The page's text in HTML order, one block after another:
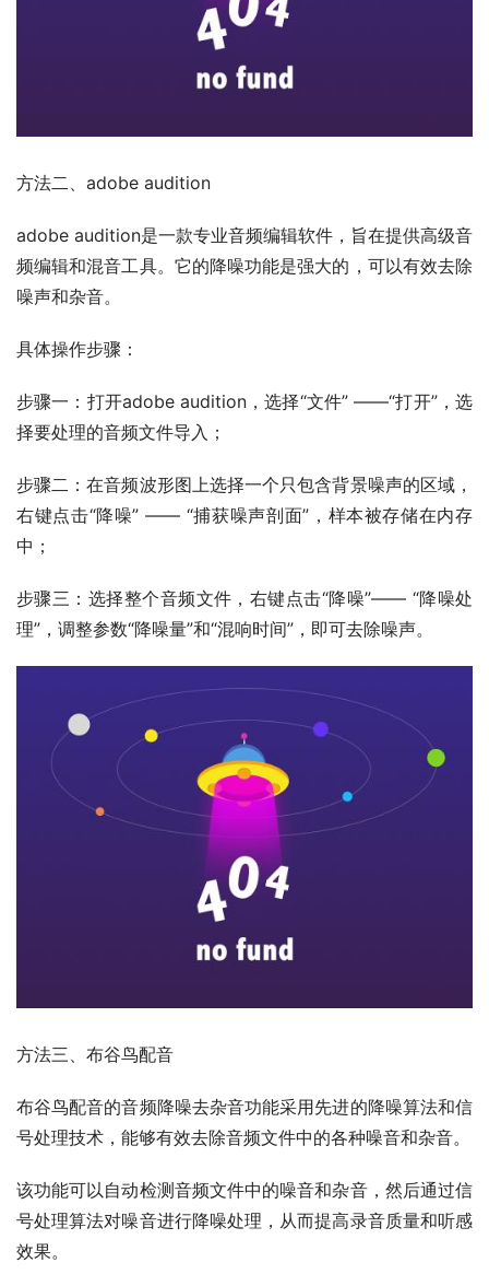
方法二、 adobe audition
adobe audition是一款专业音频编辑软件，旨在提供高级音
频编辑和混音工具。它的降噪功能是强大的，可以有效去除
噪声和杂音。
具体操作步骤：
步骤一：打开adobe audition，选择“文件” ——“打开”，选
择要处理的音频文件导入 ；
步骤二：在音频波形图上选择一个只包含背景噪声的区域，
右键点击“降噪” —— “捕获噪声剖面”，样本被存储在内存
中 ；
步骤三：选择整个音频文件，右键点击“降噪”—— “降噪处
理”，调整参数“降噪量”和“混响时间”，即可去除噪声。
方法三、布谷鸟配音
布谷鸟配音的音频降噪去杂音功能采用先进的降噪算法和信
号处理技术，能够有效去除音频文件中的各种噪音和杂音。
该功能可以自动检测音频文件中的噪音和杂音，然后通过信
号处理算法对噪音进行降噪处理，从而提高录音质量和听感
效果。